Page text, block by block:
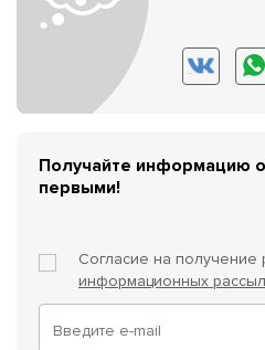
Получайте информацию
первыми!
Согласие на получение
информационных